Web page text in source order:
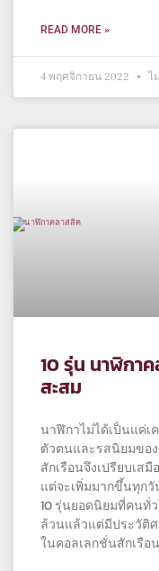
READ MORE »
4 พฤศจิกายน 2022 ไ
10 รุ่น นาฬิกา
สะสม
นาฬิกาไม่ได้เป็นแค่เ
ตัวตนและรสนิยมขอ
สักเรือนจึงเปรียบเ
แต่จะเพิ่มมากขึ้นทุก
10 รุ่นยอดนิยมที่คนทั่
ล้วนแล้วแต่มีประวัติ
ในคอลเลกชั่นสักเรือน